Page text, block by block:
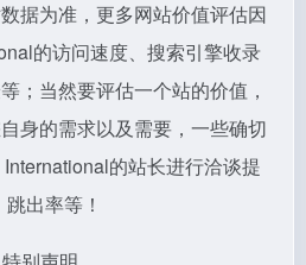
据为准，更多网站价值评估因
的访问速度、搜索引擎收录
；当然要评估一个站的价值，
身的需求以及需要，一些确切
的站长进行洽谈提
出率等！